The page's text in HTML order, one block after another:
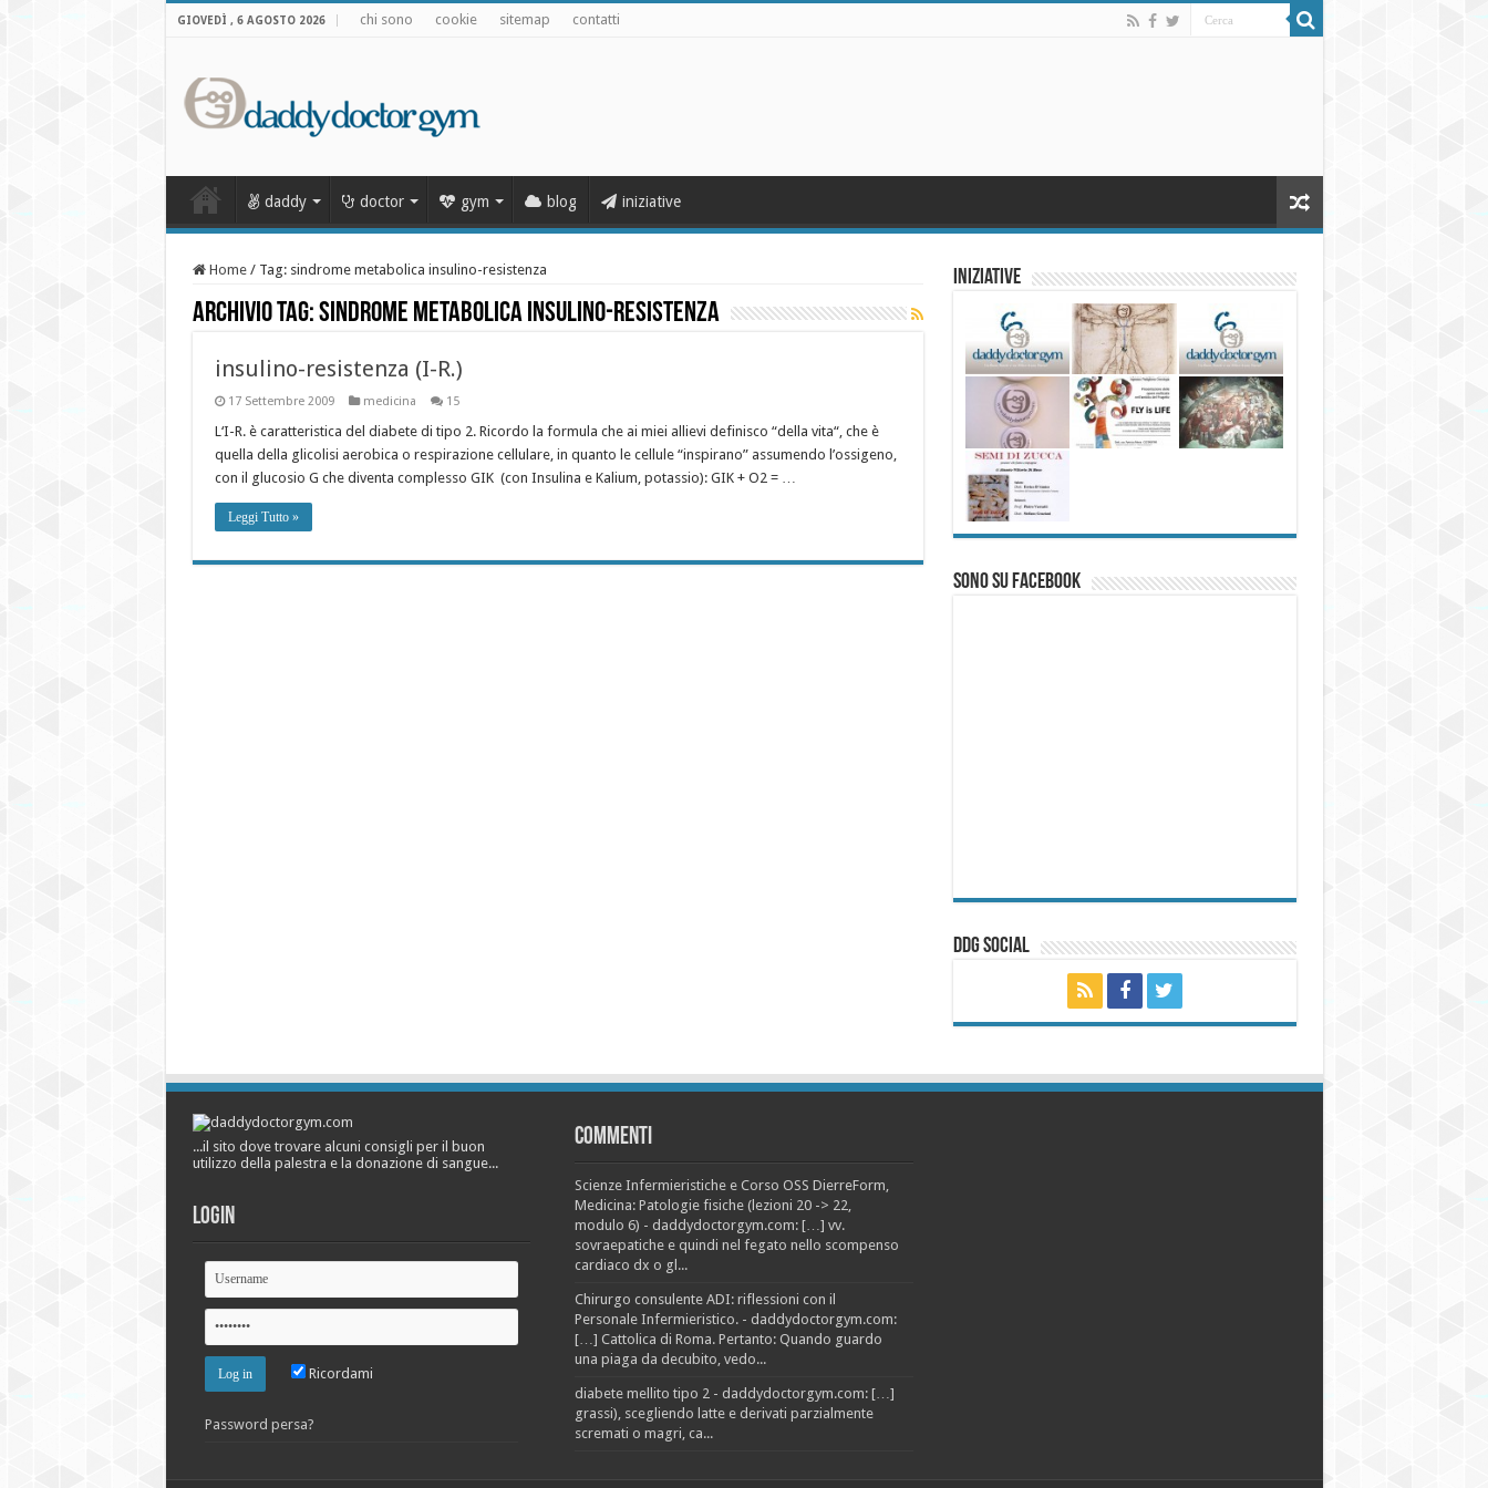
GIOVEDÌ , 6 AGOSTO 2026 chi sono cookie sitemap contatti
daddy doctor gym blog iniziative
Home / Tag: sindrome metabolica insulino-resistenza
Archivio Tag:sindrome metabolica insulino-resistenza
insulino-resistenza (I-R.)
17 Settembre 2009 medicina 15
L‘I-R. è caratteristica del diabete di tipo 2. Ricordo la formula che ai miei allievi definisco “della vita“, che è
quella della glicolisi aerobica o respirazione cellulare, in quanto le cellule “inspirano” assumendo l’ossigeno,
con il glucosio G che diventa complesso GIK (con Insulina e Kalium, potassio): GIK + O2 = …
Leggi Tutto »
Iniziative
Sono su Facebook
ddg Social
...il sito dove trovare alcuni consigli per il buon
utilizzo della palestra e la donazione di sangue...
Login
Ricordami
Password persa?
Commenti
Scienze Infermieristiche e Corso OSS DierreForm,
Medicina: Patologie fisiche (lezioni 20 -> 22,
modulo 6) - daddydoctorgym.com: […] vv.
sovraepatiche e quindi nel fegato nello scompenso
cardiaco dx o gl...
Chirurgo consulente ADI: riflessioni con il
Personale Infermieristico. - daddydoctorgym.com:
[…] Cattolica di Roma. Pertanto: Quando guardo
una piaga da decubito, vedo...
diabete mellito tipo 2 - daddydoctorgym.com: […]
grassi), scegliendo latte e derivati parzialmente
scremati o magri, ca...